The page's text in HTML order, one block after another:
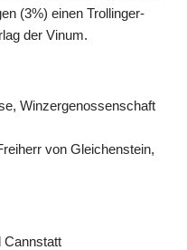
(3%) einen Trollinger-
der Vinum.
Winzergenossenschaft
von Gleichenstein,
Cannstatt